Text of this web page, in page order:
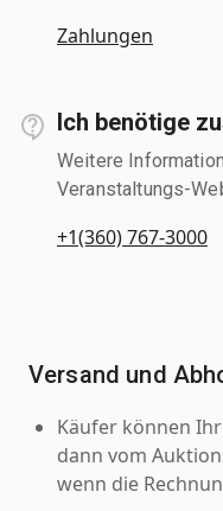
Zahlungen
Ich benötige
Weitere
Veranstaltungs-
+1(360) 767-3000
Versand und
Käufer können
dann vom
wenn die